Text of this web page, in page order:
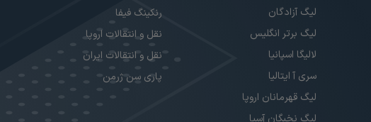
لیگ آزادگان
لیگ برتر انگلیس
لالیگا اسپانیا
سری آ ایتالیا
لیگ قهرمانان اروپا
لیگ نخبگان آسیا
رنکینگ فیفا
نقل و انتقالات اروپا
نقل و انتقالات ایران
پاری سن ژرمن